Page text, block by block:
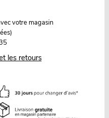
votre magasin
les retours